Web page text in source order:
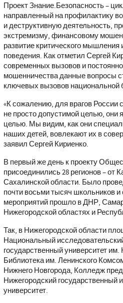
Проект Знание.Безопасность –
направленный на профилактику
и деструктивную деятельность,
экстремизму, финансовому
развитие критического мышления
поведения. Как отметил Сергей
современных вызовов и
мошенничества данные вопросы
ключевых вызовов национальной
«К сожалению, для врагов России
не просто допустимой целью, они
целью. Мы видим, как они
наших детей, вовлекают их в
заявил Сергей Кириенко.
В первый же день к проекту
присоединились 28 регионов – от
Сахалинской области. Было
почти восьми тысяч школьников
мероприятий прошло в ДНР,
Нижегородской областях и
Так, в Нижегородской области
Национальный
государственный университет
Библиотека им. Ленинского
Нижнего Новгорода, Колледж
Нижегородский государственный
университет.